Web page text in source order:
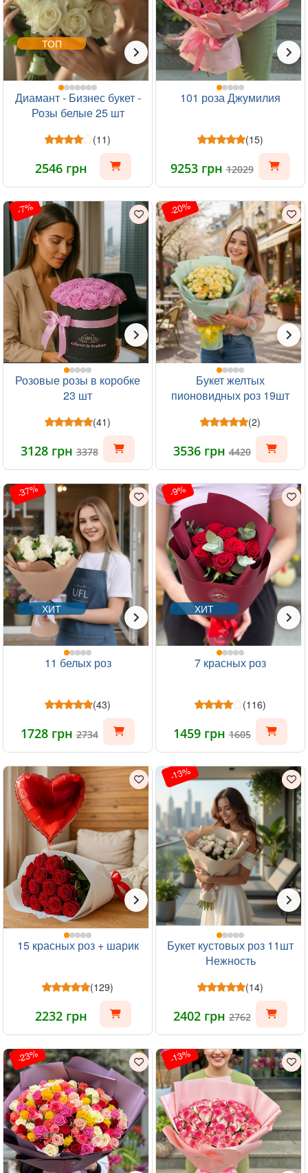
ТОП
Диамант - Бизнес букет -
Розы белые 25 шт
(11)
2546 грн
101 роза Джумилия
(15)
9253 грн12029
-7%
Розовые розы в коробке
23 шт
(41)
3128 грн3378
-20%
Букет желтых
пионовидных роз 19шт
(2)
3536 грн4420
-37%
ХИТ
11 белых роз
(43)
1728 грн2734
-9%
ХИТ
7 красных роз
(116)
1459 грн1605
15 красных роз + шарик
(129)
2232 грн
-13%
Букет кустовых роз 11шт
Нежность
(14)
2402 грн2762
-23% -13%